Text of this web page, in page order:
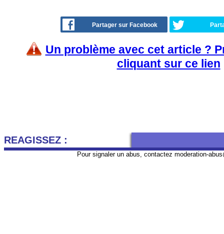
Partager sur Facebook
Un problème avec cet article ?
cliquant sur ce lien
REAGISSEZ :
Pour signaler un abus, contactez moderation-